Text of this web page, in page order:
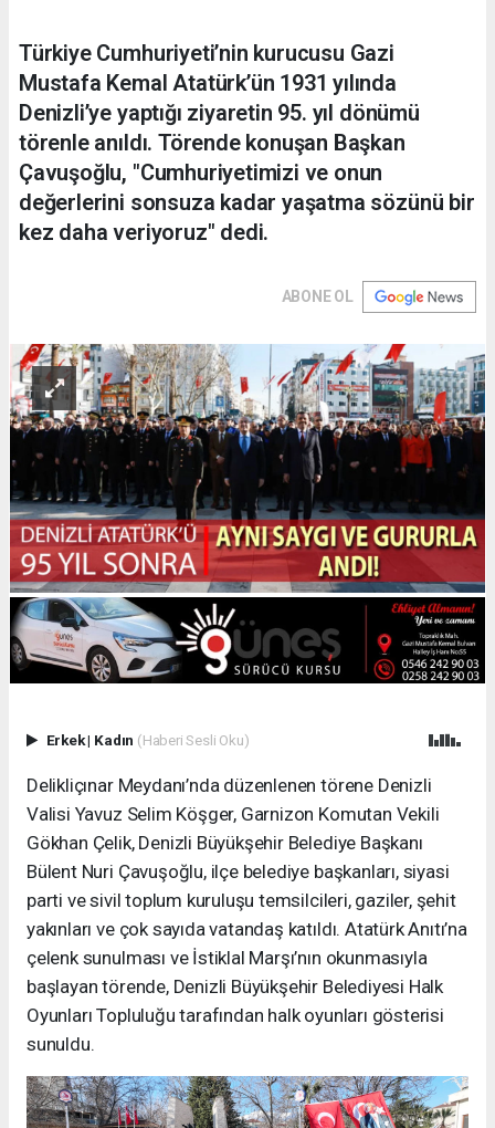
Türkiye Cumhuriyeti’nin kurucusu Gazi
Mustafa Kemal Atatürk’ün 1931 yılında
Denizli’ye yaptığı ziyaretin 95. yıl dönümü
törenle anıldı. Törende konuşan Başkan
Çavuşoğlu, "Cumhuriyetimizi ve onun
değerlerini sonsuza kadar yaşatma sözünü bir
kez daha veriyoruz" dedi.
ABONE OL
Erkek| Kadın (Haberi Sesli Oku)
Delikliçınar Meydanı’nda düzenlenen törene Denizli
Valisi Yavuz Selim Köşger, Garnizon Komutan Vekili
Gökhan Çelik, Denizli Büyükşehir Belediye Başkanı
Bülent Nuri Çavuşoğlu, ilçe belediye başkanları, siyasi
parti ve sivil toplum kuruluşu temsilcileri, gaziler, şehit
yakınları ve çok sayıda vatandaş katıldı. Atatürk Anıtı’na
çelenk sunulması ve İstiklal Marşı’nın okunmasıyla
başlayan törende, Denizli Büyükşehir Belediyesi Halk
Oyunları Topluluğu tarafından halk oyunları gösterisi
sunuldu.